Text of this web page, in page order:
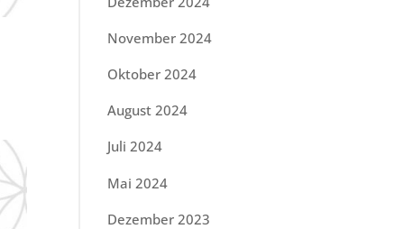
November 2024
Oktober 2024
August 2024
Juli 2024
Mai 2024
Dezember 2023